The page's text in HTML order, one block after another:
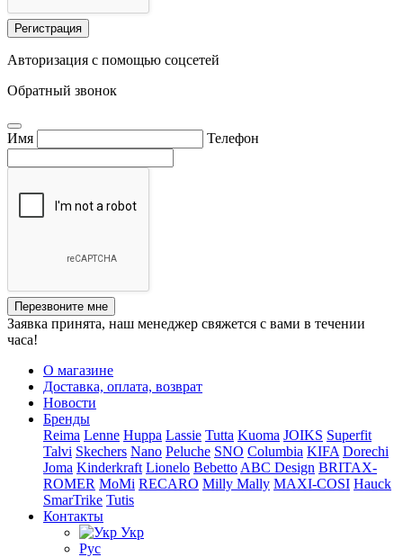
Регистрация
Авторизация с помощью соцсетей
Обратный звонок
Имя Телефон
Перезвоните мне
Заявка принята, наш менеджер свяжется с вами в течении
часа!
О магазине
Доставка, оплата, возврат
Новости
Бренды
Reima Lenne Huppa Lassie Tutta Kuoma JOIKS Superfit
Talvi Skechers Nano Peluche SNO Columbia KIFA Dorechi
Joma Kinderkraft Lionelo Bebetto ABC Design BRITAX-
ROMER MoMi RECARO Milly Mally MAXI-COSI Hauck
SmarTrike Tutis
Контакты
Укр
Рус